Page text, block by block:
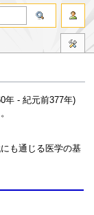
年 - 紀元前377年)
も通じる医学の基